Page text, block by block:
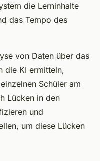
die Lerninhalte
das Tempo des
von Daten über das
die KI ermitteln,
Schüler am
Lücken in den
und
um diese Lücken